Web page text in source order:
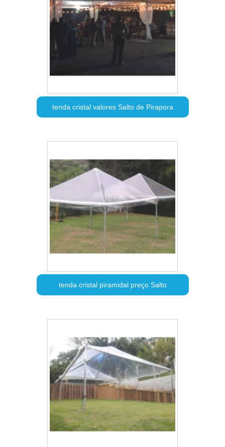
tenda cristal valores Salto de Pirapora
tenda cristal piramidal preço Salto